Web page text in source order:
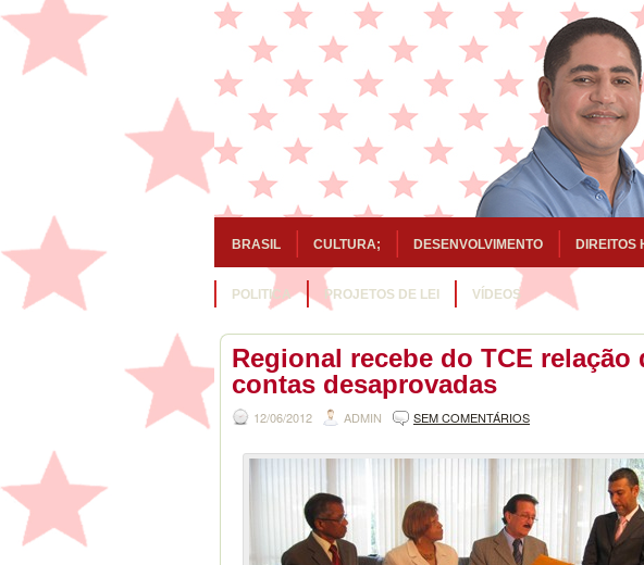
BRASIL CULTURA; DESENVOLVIMENTO DIREITOS
POLITICA PROJETOS DE LEI VÍDEOS
Regional recebe do TCE relação
contas desaprovadas
12/06/2012 ADMIN SEM COMENTÁRIOS